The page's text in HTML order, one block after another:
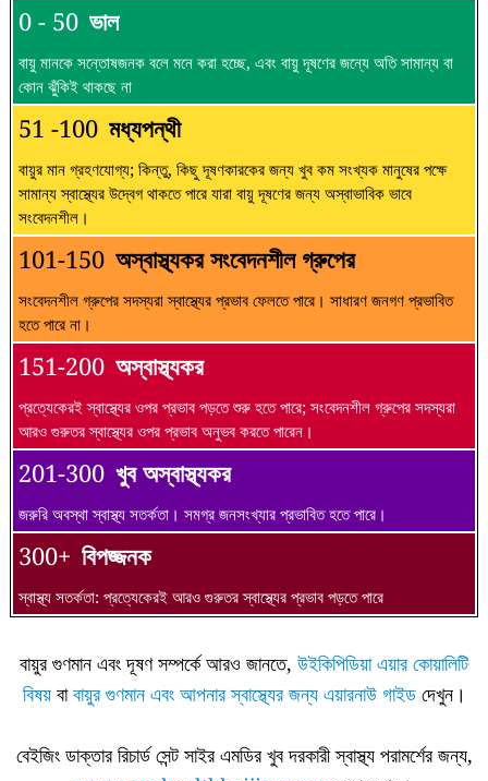
0 - 50 ভাল
বায়ু মানকে সন্তোষজনক বলে মনে করা হচ্ছে, এবং বায়ু দূষণের জন্যে অতি সামান্য বা
কোন ঝুঁকিই থাকছে না
51 -100 মধ্যপন্থী
বায়ুর মান গ্রহণযোগ্য; কিন্তু, কিছু দূষণকারকের জন্য খুব কম সংখ্যক মানুষের পক্ষে
সামান্য স্বাস্থ্যের উদ্বেগ থাকতে পারে যারা বায়ু দূষণের জন্য অস্বাভাবিক ভাবে
সংবেদনশীল।
101-150 অস্বাস্থ্যকর সংবেদনশীল গ্রুপের
সংবেদনশীল গ্রুপের সদস্যরা স্বাস্থ্যের প্রভাব ফেলতে পারে। সাধারণ জনগণ প্রভাবিত
হতে পারে না।
151-200 অস্বাস্থ্যকর
প্রত্যেকেরই স্বাস্থ্যের ওপর প্রভাব পড়তে শুরু হতে পারে; সংবেদনশীল গ্রুপের সদস্যরা
আরও গুরুতর স্বাস্থ্যের ওপর প্রভাব অনুভব করতে পারেন।
201-300 খুব অস্বাস্থ্যকর
জরুরি অবস্থা স্বাস্থ্য সতর্কতা। সমগ্র জনসংখ্যার প্রভাবিত হতে পারে।
300+ বিপজ্জনক
স্বাস্থ্য সতর্কতা: প্রত্যেকেরই আরও গুরুতর স্বাস্থ্যের প্রভাব পড়তে পারে
বায়ুর গুণমান এবং দূষণ সম্পর্কে আরও জানতে, উইকিপিডিয়া এয়ার কোয়ালিটি
বিষয়বাবায়ুর গুণমান এবং আপনার স্বাস্থ্যের জন্য এয়ারনাউ গাইডদেখুন।
বেইজিং ডাক্তার রিচার্ড সেন্ট সাইর এমডির খুব দরকারী স্বাস্থ্য পরামর্শের জন্য,